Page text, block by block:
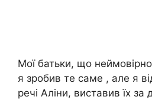
Мої батьки, що
я зробив те саме , але я
речі Аліни, виставив їх за